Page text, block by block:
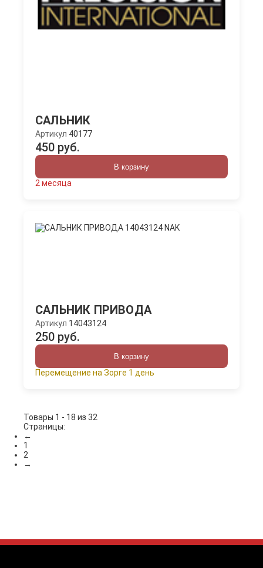
САЛЬНИК
Артикул 40177
450 руб.
В корзину
2 месяца
САЛЬНИК ПРИВОДА
Артикул 14043124
250 руб.
В корзину
Перемещение на Зорге 1 день
Товары 1 - 18 из 32
Страницы:
←
1
2
→